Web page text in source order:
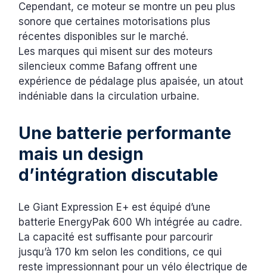
Cependant, ce moteur se montre un peu plus
sonore que certaines motorisations plus
récentes disponibles sur le marché.
Les marques qui misent sur des moteurs
silencieux comme Bafang offrent une
expérience de pédalage plus apaisée, un atout
indéniable dans la circulation urbaine.
Une batterie performante
mais un design
d’intégration discutable
Le Giant Expression E+ est équipé d’une
batterie EnergyPak 600 Wh intégrée au cadre.
La capacité est suffisante pour parcourir
jusqu’à 170 km selon les conditions, ce qui
reste impressionnant pour un vélo électrique de